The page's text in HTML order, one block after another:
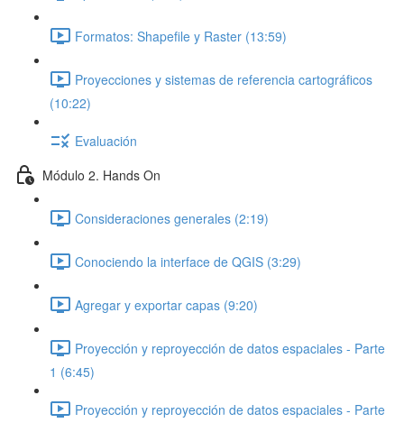
Formatos: Shapefile y Raster (13:59)
Proyecciones y sistemas de referencia cartográficos
(10:22)
Evaluación
Módulo 2. Hands On
Consideraciones generales (2:19)
Conociendo la interface de QGIS (3:29)
Agregar y exportar capas (9:20)
Proyección y reproyección de datos espaciales - Parte
1 (6:45)
Proyección y reproyección de datos espaciales - Parte